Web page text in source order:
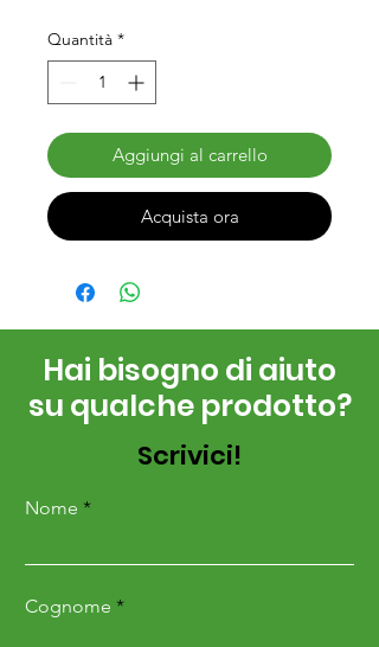
Quantità *
Aggiungi al carrello
Acquista ora
Hai bisogno di aiuto
su qualche prodotto?
Scrivici!
Nome
Cognome